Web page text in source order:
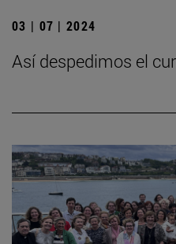
03 | 07 | 2024
Así despedimos el